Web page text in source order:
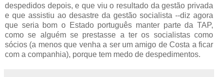
despedidos depois, e que viu o resultado da gestão privada
e que assistiu ao desastre da gestão socialista --diz agora
que seria bom o Estado português manter parte da TAP,
como se alguém se prestasse a ter os socialistas como
sócios (a menos que venha a ser um amigo de Costa a ficar
com a companhia), porque tem medo de despedimentos.